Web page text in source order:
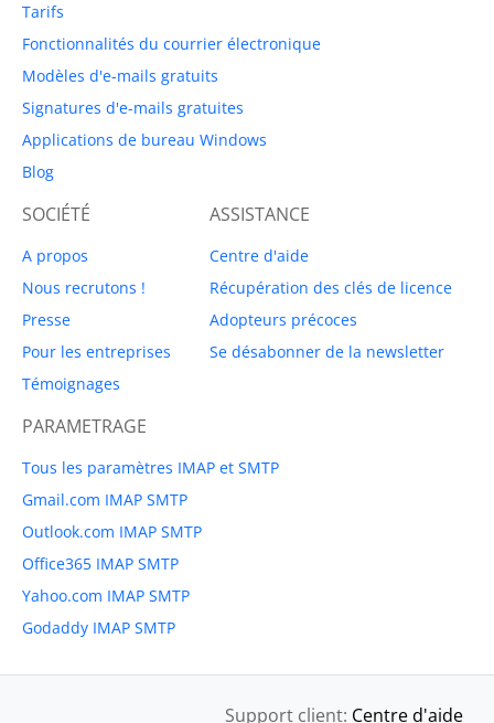
Tarifs
Fonctionnalités du courrier électronique
Modèles d'e-mails gratuits
Signatures d'e-mails gratuites
Applications de bureau Windows
Blog
SOCIÉTÉ
A propos
Nous recrutons !
Presse
Pour les entreprises
Témoignages
ASSISTANCE
Centre d'aide
Récupération des clés de licence
Adopteurs précoces
Se désabonner de la newsletter
PARAMETRAGE
Tous les paramètres IMAP et SMTP
Gmail.com IMAP SMTP
Outlook.com IMAP SMTP
Office365 IMAP SMTP
Yahoo.com IMAP SMTP
Godaddy IMAP SMTP
Support client: Centre d'aide